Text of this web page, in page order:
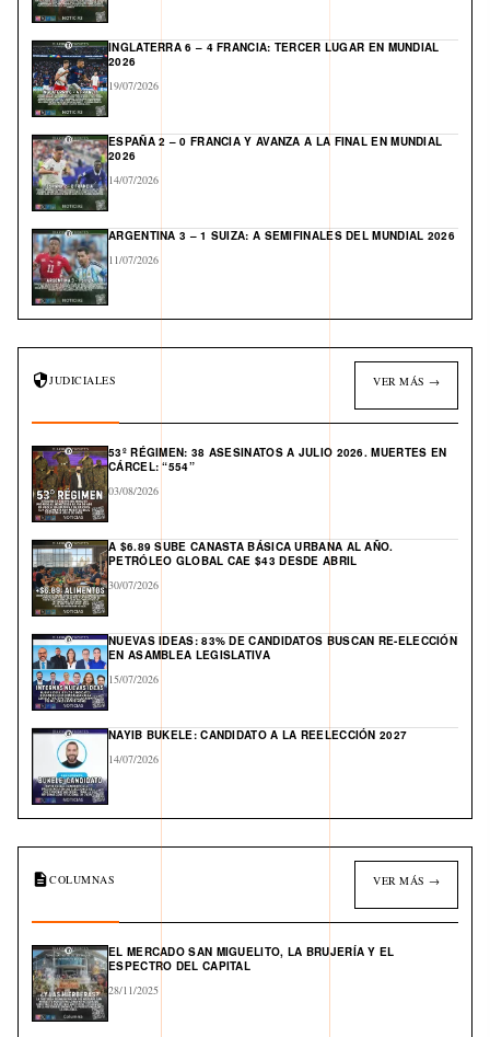
INGLATERRA 6 – 4 FRANCIA: TERCER LUGAR EN MUNDIAL
2026
19/07/2026
ESPAÑA 2 – 0 FRANCIA Y AVANZA A LA FINAL EN MUNDIAL
2026
14/07/2026
ARGENTINA 3 – 1 SUIZA: A SEMIFINALES DEL MUNDIAL 2026
11/07/2026
JUDICIALES VER MÁS →
53º RÉGIMEN: 38 ASESINATOS A JULIO 2026. MUERTES EN
CÁRCEL: “554”
03/08/2026
A $6.89 SUBE CANASTA BÁSICA URBANA AL AÑO.
PETRÓLEO GLOBAL CAE $43 DESDE ABRIL
30/07/2026
NUEVAS IDEAS: 83% DE CANDIDATOS BUSCAN RE-ELECCIÓN
EN ASAMBLEA LEGISLATIVA
15/07/2026
NAYIB BUKELE: CANDIDATO A LA REELECCIÓN 2027
14/07/2026
COLUMNAS VER MÁS →
EL MERCADO SAN MIGUELITO, LA BRUJERÍA Y EL
ESPECTRO DEL CAPITAL
28/11/2025